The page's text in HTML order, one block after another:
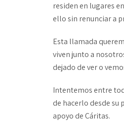
residen en lugares
ello sin renunciar a
Esta llamada
viven junto a
dejado de ver o
Intentemos entre
de hacerlo desde
apoyo de Cáritas.